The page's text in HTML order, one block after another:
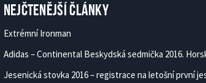
Nejčtenější články
Extrémní Ironman
Adidas – Continental Beskydská sedmička 2016.
Jesenická stovka 2016 – registrace na letošní první